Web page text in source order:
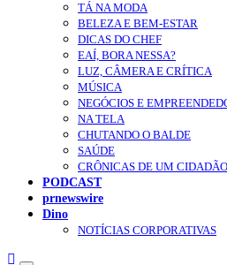
TÁ NA MODA
BELEZA E BEM-ESTAR
DICAS DO CHEF
EAÍ, BORA NESSA?
LUZ, CÂMERA E CRÍTICA
MÚSICA
NEGÓCIOS E
NA TELA
CHUTANDO O BALDE
SAÚDE
CRÔNICAS DE UM
PODCAST
prnewswire
Dino
NOTÍCIAS CORPORATIVAS